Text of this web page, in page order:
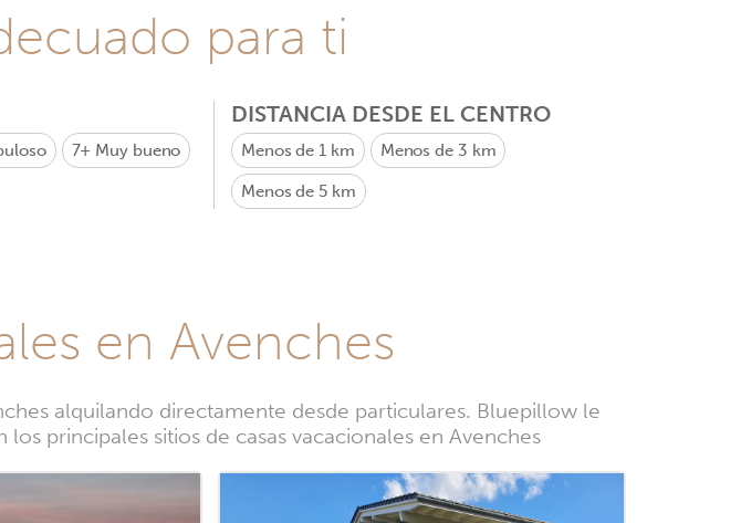
para ti
7+ Muy bueno
DISTANCIA DESDE EL CENTRO
Menos de 1 km Menos de 3 km
Menos de 5 km
en Avenches
alquilando directamente desde particulares. Bluepillow le
principales sitios de casas vacacionales en Avenches